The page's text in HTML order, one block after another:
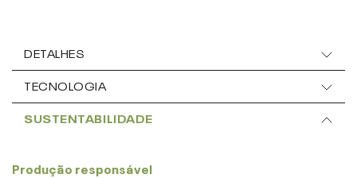
DETALHES
TECNOLOGIA
SUSTENTABILIDADE
Produção responsável